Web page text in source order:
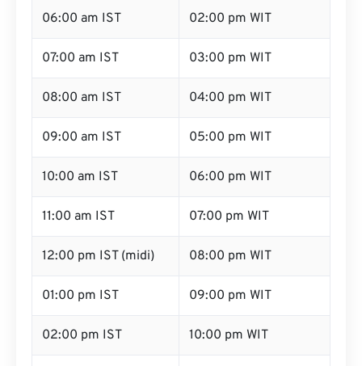
06:00 am IST 02:00 pm WIT
07:00 am IST 03:00 pm WIT
08:00 am IST 04:00 pm WIT
09:00 am IST 05:00 pm WIT
10:00 am IST 06:00 pm WIT
11:00 am IST 07:00 pm WIT
12:00 pm IST (midi) 08:00 pm WIT
01:00 pm IST 09:00 pm WIT
02:00 pm IST 10:00 pm WIT